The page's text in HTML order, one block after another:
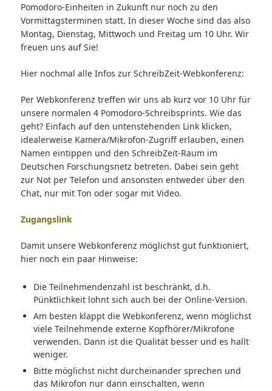
Pomodoro-Einheiten in Zukunft nur noch zu den
Vormittagsterminen statt. In dieser Woche sind das also
Montag, Dienstag, Mittwoch und Freitag um 10 Uhr. Wir
freuen uns auf Sie!
Hier nochmal alle Infos zur SchreibZeit-Webkonferenz:
Per Webkonferenz treffen wir uns ab kurz vor 10 Uhr für
unsere normalen 4 Pomodoro-Schreibsprints. Wie das
geht? Einfach auf den untenstehenden Link klicken,
idealerweise Kamera/Mikrofon-Zugriff erlauben, einen
Namen eintippen und den SchreibZeit-Raum im
Deutschen Forschungsnetz betreten. Dabei sein geht
zur Not per Telefon und ansonsten entweder über den
Chat, nur mit Ton oder sogar mit Video.
Zugangslink
Damit unsere Webkonferenz möglichst gut funktioniert,
hier noch ein paar Hinweise:
Die Teilnehmendenzahl ist beschränkt, d.h.
Pünktlichkeit lohnt sich auch bei der Online-Version.
Am besten klappt die Webkonferenz, wenn möglichst
viele Teilnehmende externe Kopfhörer/Mikrofone
verwenden. Dann ist die Qualität besser und es hallt
weniger.
Bitte möglichst nicht durcheinander sprechen und
das Mikrofon nur dann einschalten, wenn